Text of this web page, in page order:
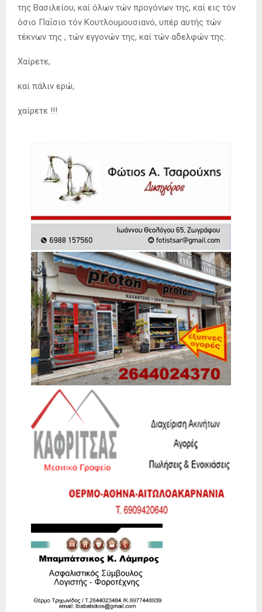
της Βασιλείου, καί όλων τών προγόνων της, καί εις τόν
όσιο Παΐσιο τόν Κουτλουμουσιανό, υπέρ αυτής τών
τέκνων της , τών εγγονών της, καί τών αδελφών της.
Χαίρετε,
καί πάλιν ερώ,
χαίρετε !!!